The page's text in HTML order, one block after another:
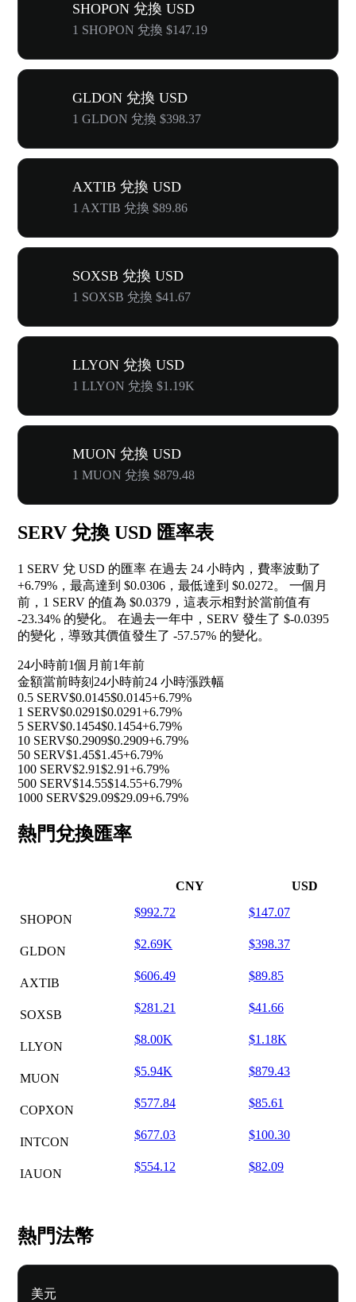
SHOPON 兌換 USD
1 SHOPON 兌換 $147.19
GLDON 兌換 USD
1 GLDON 兌換 $398.37
AXTIB 兌換 USD
1 AXTIB 兌換 $89.86
SOXSB 兌換 USD
1 SOXSB 兌換 $41.67
LLYON 兌換 USD
1 LLYON 兌換 $1.19K
MUON 兌換 USD
1 MUON 兌換 $879.48
SERV 兌換 USD 匯率表
1 SERV 兌 USD 的匯率 在過去 24 小時內，費率波動了
+6.79% ，最高達到 $0.0306，最低達到 $0.0272。 一個月
前，1 SERV 的值為 $0.0379，這表示相對於當前值有
-23.34% 的變化。 在過去一年中，SERV 發生了 $-0.0395
的變化，導致其價值發生了 -57.57% 的變化。
24小時前1個月前1年前
金額當前時刻 24小時前24 小時漲跌幅
0.5 SERV$0.0145$0.0145+6.79%
1 SERV$0.0291$0.0291+6.79%
5 SERV$0.1454$0.1454+6.79%
10 SERV$0.2909$0.2909+6.79%
50 SERV$1.45$1.45+6.79%
100 SERV$2.91$2.91+6.79%
500 SERV$14.55$14.55+6.79%
1000 SERV$29.09$29.09+6.79%
熱門兌換匯率
CNY USD
SHOPON
$992.72 $147.07
GLDON
$2.69K $398.37
AXTIB
$606.49 $89.85
SOXSB
$281.21 $41.66
LLYON
$8.00K $1.18K
MUON
$5.94K $879.43
COPXON
$577.84 $85.61
INTCON
$677.03 $100.30
IAUON
$554.12 $82.09
熱門法幣
美元